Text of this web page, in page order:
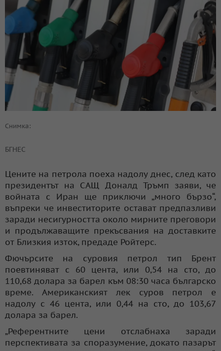
Снимка:
БГНЕС
Цените на петрола поеха надолу днес, след като
президентът на САЩ Доналд Тръмп заяви, че
войната с Иран ще приключи „много бързо“,
въпреки че инвеститорите остават предпазливи
заради несигурността около мирните преговори
и продължаващите прекъсвания на доставките
от Близкия изток, предаде Ройтерс.
Фючърсите на суровия петрол тип Брент
поевтиняват с 60 цента, или 0,54 на сто, до
110,68 долара за барел към 08:30 часа българско
време. Американският лек суров петрол е
надолу с 46 цента, или 0,44 на сто, до 103,67
долара за барел.
„Референтните цени отслабнаха заради
перспективата за споразумение, докато пазарът